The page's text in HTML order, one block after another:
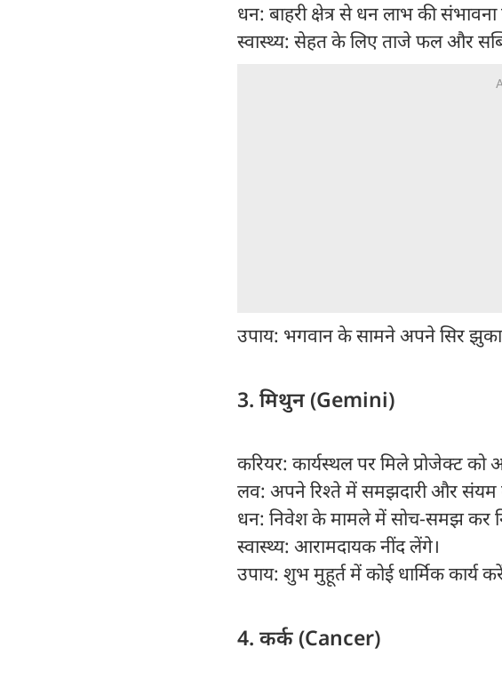
धन: बाहरी क्षेत्र से धन लाभ की संभावना
स्वास्थ्य: सेहत के लिए ताजे फल और
उपाय: भगवान के सामने अपने सिर झुका
3. मिथुन (Gemini)
करियर: कार्यस्थल पर मिले प्रोजेक्ट
लव: अपने रिश्ते में समझदारी और संयम
धन: निवेश के मामले में सोच-समझ कर
स्वास्थ्य: आरामदायक नींद लेंगे।
उपाय: शुभ मुहूर्त में कोई धार्मिक कार्य
4. कर्क (Cancer)